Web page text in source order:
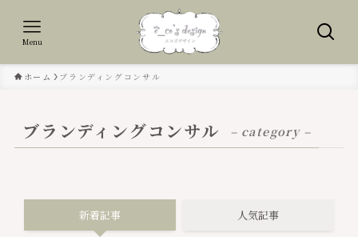
Menu
ホーム ブランディングコンサル
ブランディングコンサル – category –
新着記事 人気記事